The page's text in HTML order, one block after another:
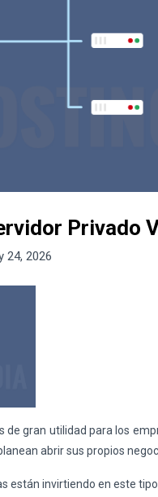
Privado
24, 2026
de gran utilidad para los
abrir sus propios
están invirtiendo en este